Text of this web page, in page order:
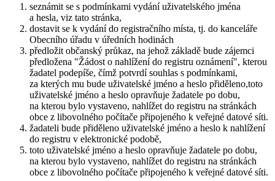
seznámit se s podmínkami vydání uživatelského jména
a hesla, viz tato stránka,
dostavit se k vydání do registračního místa, tj. do kanceláře
Obecního úřadu v úředních hodinách
předložit občanský průkaz, na jehož základě bude zájemci
předložena "Žádost o nahlížení do registru oznámení", kterou
žadatel podepíše, čímž potvrdí souhlas s podmínkami,
za kterých mu bude uživatelské jméno a heslo přiděleno,toto
uživatelské jméno a heslo opravňuje žadatele po dobu,
na kterou bylo vystaveno, nahlížet do registru na stránkách
obce z libovolného počítače připojeného k veřejné datové síti.
žadateli bude přiděleno uživatelské jméno a heslo k nahlížení
do registru v elektronické podobě,
toto uživatelské jméno a heslo opravňuje žadatele po dobu,
na kterou bylo vystaveno, nahlížet do registru na stránkách
obce z libovolného počítače připojeného k veřejné datové síti.